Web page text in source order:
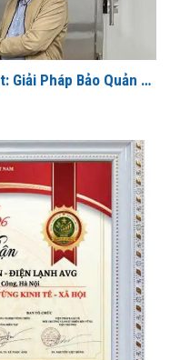
Giải Pháp Bảo Quản &